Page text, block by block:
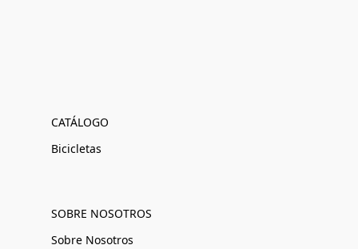
CATÁLOGO
Bicicletas
SOBRE NOSOTROS
Sobre Nosotros